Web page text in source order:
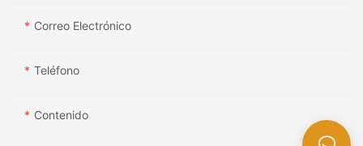
Correo Electrónico
Teléfono
Contenido